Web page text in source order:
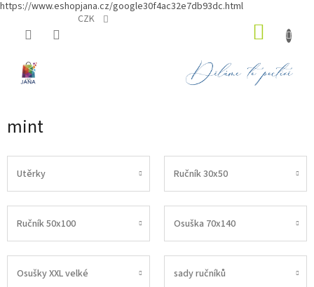
https://www.eshopjana.cz/google30f4ac32e7db93dc.html
CZK
mint
Utěrky Ručník 30x50
Ručník 50x100 Osuška 70x140
Osušky XXL velké sady ručníků